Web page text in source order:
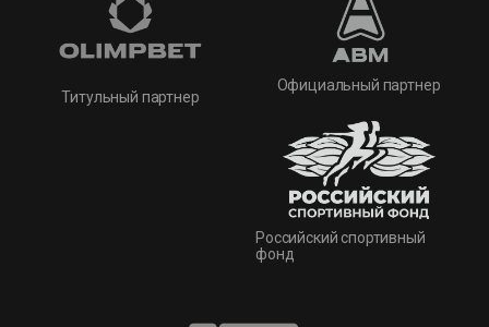
Титульный партнер
Официальный партнер
Российский спортивный
фонд